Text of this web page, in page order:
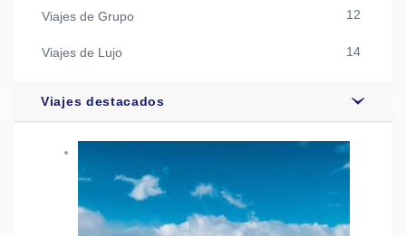
Viajes de Grupo 12
Viajes de Lujo 14
Viajes destacados